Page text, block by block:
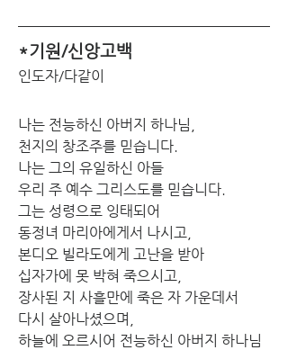
*기원/신앙고백
인도자/다같이
나는 전능하신 아버지 하나님,
천지의 창조주를 믿습니다.
나는 그의 유일하신 아들
우리 주 예수 그리스도를 믿습니다.
그는 성령으로 잉태되어
동정녀 마리아에게서 나시고,
본디오 빌라도에게 고난을 받아
십자가에 못 박혀 죽으시고,
장사된 지 사흘만에 죽은 자 가운데서
다시 살아나셨으며,
하늘에 오르시어 전능하신 아버지 하나님